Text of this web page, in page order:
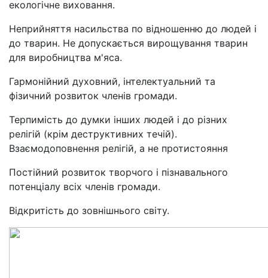
екологічне виховання.
Неприйняття насильства по відношенню до людей і
до тварин. Не допускається вирощування тварин
для виробництва м'яса.
Гармонійний духовний, інтелектуальний та
фізичний розвиток членів громади.
Терпимість до думки інших людей і до різних
релігій (крім деструктивних течій).
Взаємодоповнення релігій, а не протистояння
Постійний розвиток творчого і пізнавального
потенціалу всіх членів громади.
Відкритість до зовнішнього світу.